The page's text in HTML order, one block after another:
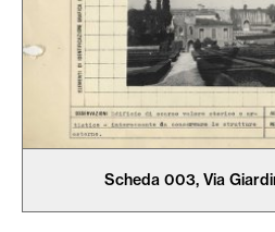
Scheda 003, Via